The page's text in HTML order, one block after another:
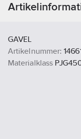
GAVEL
Artikelnummer:
Materialklass